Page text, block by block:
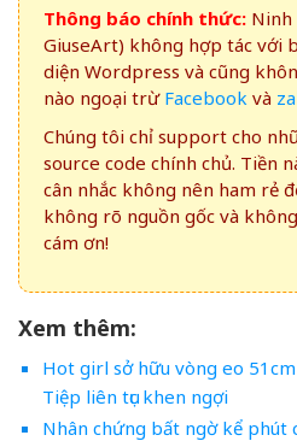
Thông báo chính thức: Ninh
GiuseArt) không hợp tác với
diện Wordpress và cũng
nào ngoại trừ Facebook và
Chúng tôi chỉ support cho
source code chính chủ. Tiền
cân nhắc không nên ham rẻ
không rõ nguồn gốc và
cám ơn!
Xem thêm:
Hot girl sở hữu vòng eo
Tiệp liên tục khen ngợi
Nhân chứng bất ngờ kể phút